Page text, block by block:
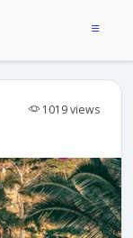
1019 views